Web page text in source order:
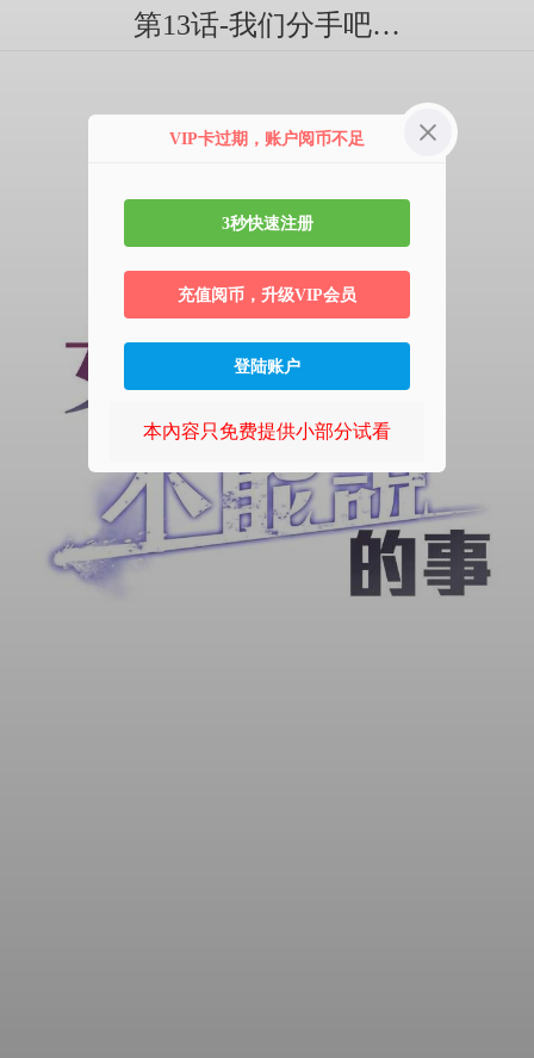
第13话-我们分手吧…
VIP卡过期，账户阅币不足
3秒快速注册
充值阅币，升级VIP会员
登陆账户
本內容只免费提供小部分试看